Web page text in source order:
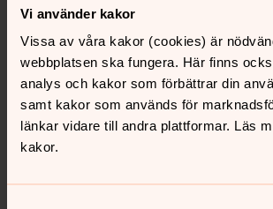
Vi använder kakor
Vissa av våra kakor (cookies) är
webbplatsen ska fungera. Här finns
analys och kakor som förbättrar din
samt kakor som används för
länkar vidare till andra plattformar. Läs
kakor.
Mässa vid Brynolfsaltaret
15 augusti 09.30